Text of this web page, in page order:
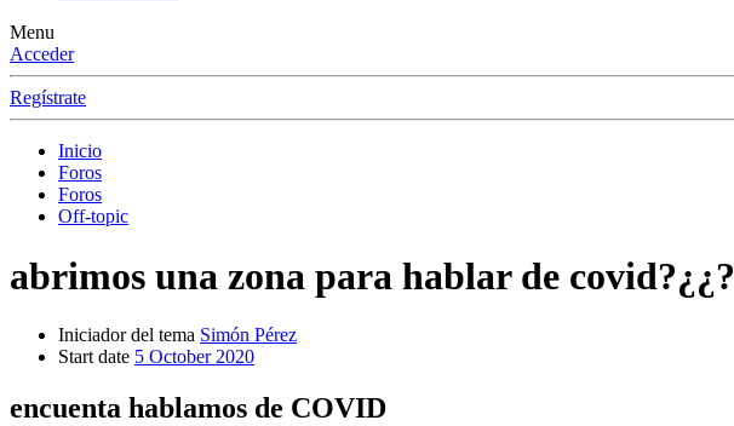
Menu
Acceder
Regístrate
Inicio
Foros
Foros
Off-topic
abrimos una zona para hablar de covid?¿¿?
Iniciador del tema Simón Pérez
Start date 5 October 2020
encuenta hablamos de COVID